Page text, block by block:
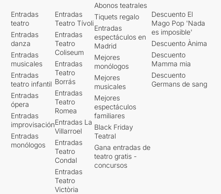
Entradas
teatro
Entradas
danza
Entradas
musicales
Entradas
teatro infantil
Entradas
ópera
Entradas
improvisación
Entradas
monólogos
Entradas
Teatro Tívoli
Entradas
Teatro
Coliseum
Entradas
Teatro
Borrás
Entradas
Teatro
Romea
Entradas La
Villarroel
Entradas
Teatro
Condal
Entradas
Teatro
Victòria
Abonos teatrales
Tiquets regalo
Entradas
espectáculos en
Madrid
Mejores
monólogos
Mejores
musicales
Mejores
espectáculos
familiares
Black Friday
Teatral
Gana entradas de
teatro gratis -
concursos
Descuento El
Mago Pop 'Nada
es imposible'
Descuento Ànima
Descuento
Mamma mia
Descuento
Germans de sang